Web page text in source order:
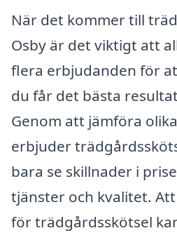
När det kommer till
Osby är det viktigt att
flera erbjudanden för
du får det bästa
Genom att jämföra
erbjuder
bara se skillnader i
tjänster och kvalitet.
för trädgårdsskötsel